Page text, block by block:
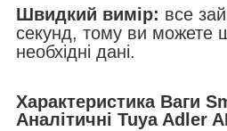
Швидкий вимір: все
секунд, тому ви можете
необхідні дані.
Характеристика Ваги
Аналітичні Tuya Adler